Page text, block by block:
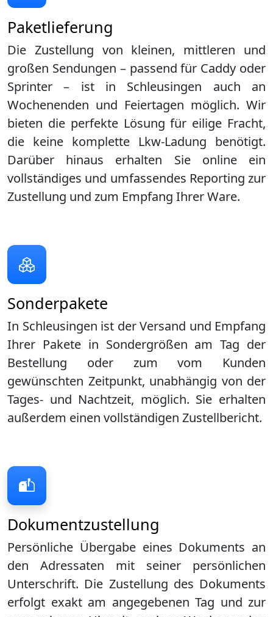
Dokumentzustellung
Persönliche Übergabe eines Dokuments an
den Adressaten mit seiner persönlichen
Unterschrift. Die Zustellung des Dokuments
erfolgt exakt am angegebenen Tag und zur
Paketlieferung
Die Zustellung von kleinen, mittleren und
großen Sendungen – passend für Caddy oder
Sprinter – ist in Schleusingen auch an
Wochenenden und Feiertagen möglich. Wir
bieten die perfekte Lösung für eilige Fracht,
die keine komplette Lkw-Ladung benötigt.
Darüber hinaus erhalten Sie online ein
vollständiges und umfassendes Reporting zur
Zustellung und zum Empfang Ihrer Ware.
Sonderpakete
In Schleusingen ist der Versand und Empfang
Ihrer Pakete in Sondergrößen am Tag der
Bestellung oder zum vom Kunden
gewünschten Zeitpunkt, unabhängig von der
Tages- und Nachtzeit, möglich. Sie erhalten
außerdem einen vollständigen Zustellbericht.